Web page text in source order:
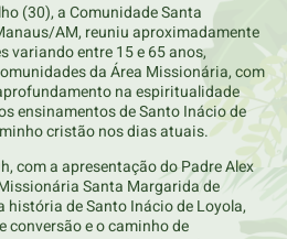
(30), a Comunidade Santa
AM, reuniu aproximadamente
variando entre 15 e 65 anos,
da Área Missionária, com
na espiritualidade
ensinamentos de Santo Inácio de
cristão nos dias atuais.
com a apresentação do Padre Alex
Santa Margarida de
de Santo Inácio de Loyola,
e o caminho de